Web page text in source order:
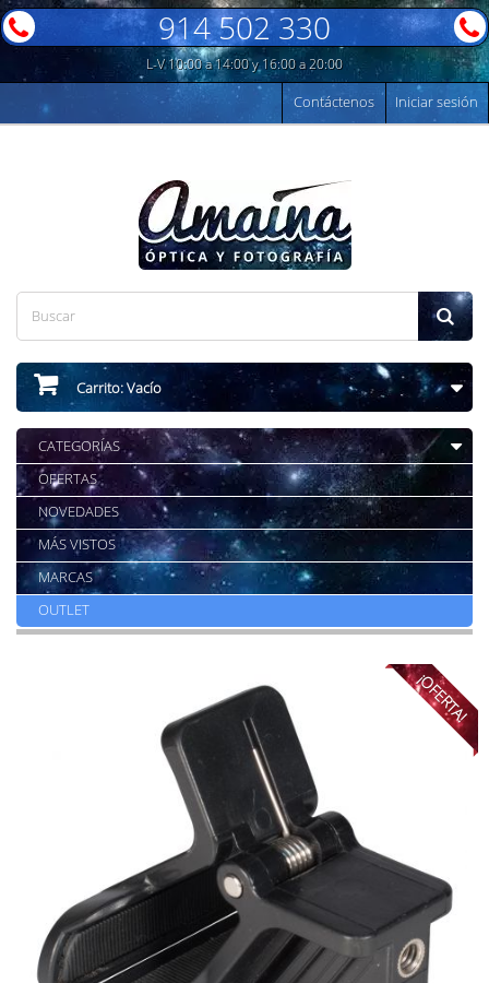
914 502 330
L-V 10:00 a 14:00 y 16:00 a 20:00
Iniciar sesión
Contáctenos
Carrito:Vacío
CATEGORÍAS
OFERTAS
NOVEDADES
MÁS VISTOS
MARCAS
OUTLET
¡OFERTA!